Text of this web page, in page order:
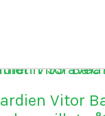
Vitor